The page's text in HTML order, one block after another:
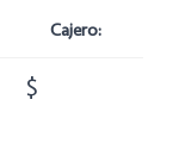
Cajero:
$